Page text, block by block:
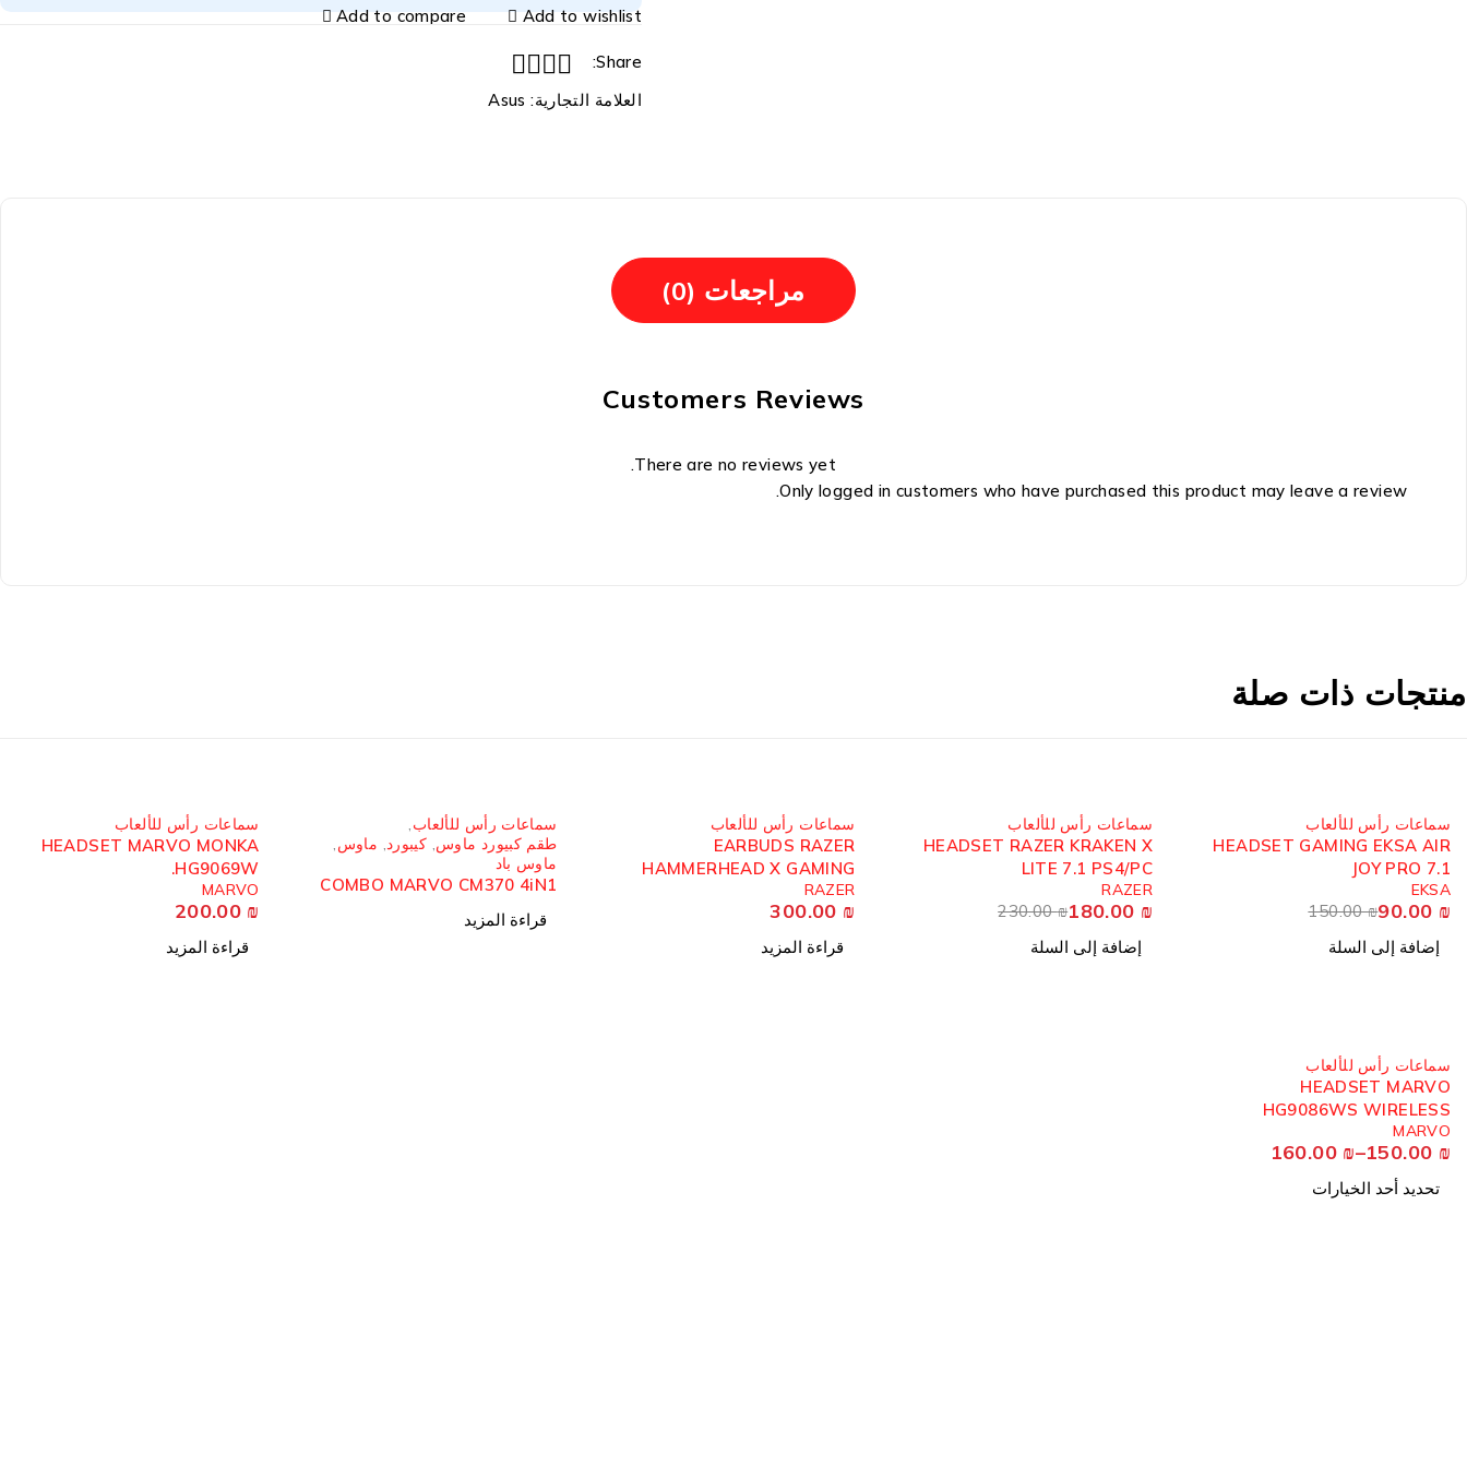
Add to wishlist
Add to compare
Share:
العلامة التجارية: Asus
مراجعات (0)
Customers Reviews
There are no reviews yet.
Only logged in customers who have purchased this product may leave a review.
منتجات ذات صلة
سماعات رأس للألعاب
HEADSET GAMING EKSA AIR
JOY PRO 7.1
EKSA
150.00₪90.00 ₪
إضافة إلى السلة
سماعات رأس للألعاب
HEADSET RAZER KRAKEN X
LITE 7.1 PS4/PC
RAZER
230.00₪180.00 ₪
إضافة إلى السلة
سماعات رأس للألعاب
EARBUDS RAZER
HAMMERHEAD X GAMING
WIRELESS
RAZER
300.00 ₪
قراءة المزيد
سماعات رأس للألعاب
طقم كبيورد ماوس كيبورد ماوس
ماوس باد
COMBO MARVO CM370 4iN1
قراءة المزيد
سماعات رأس للألعاب
HEADSET MARVO MONKA
HG9069W.
MARVO
200.00 ₪
قراءة المزيد
سماعات رأس للألعاب
HEADSET MARVO
HG9086WS WIRELESS
MARVO
150.00 ₪
–
160.00 ₪
تحديد أحد الخيارات